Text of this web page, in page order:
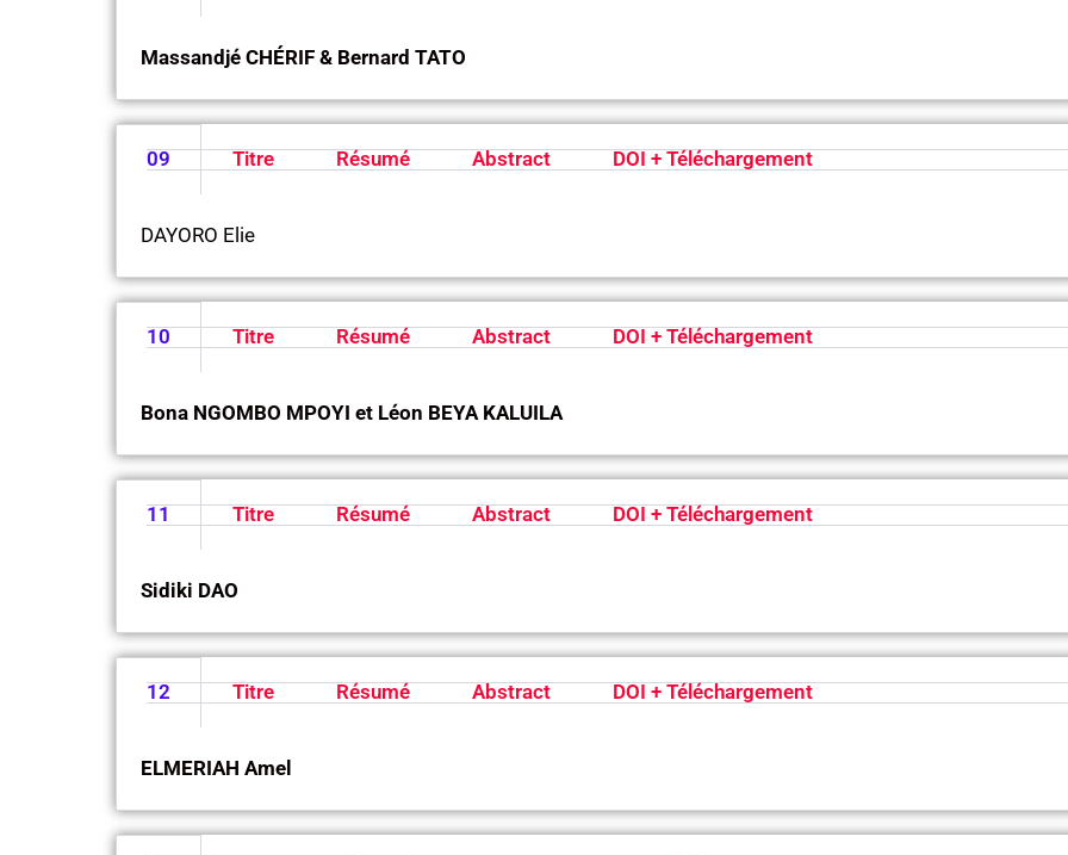
Massandjé CHÉRIF & Bernard TATO
09 Titre Résumé Abstract DOI + Téléchargement
DAYORO Elie
10 Titre Résumé Abstract DOI + Téléchargement
Bona NGOMBO MPOYI et Léon BEYA KALUILA
11 Titre Résumé Abstract DOI + Téléchargement
Sidiki DAO
12 Titre Résumé Abstract DOI + Téléchargement
ELMERIAH Amel